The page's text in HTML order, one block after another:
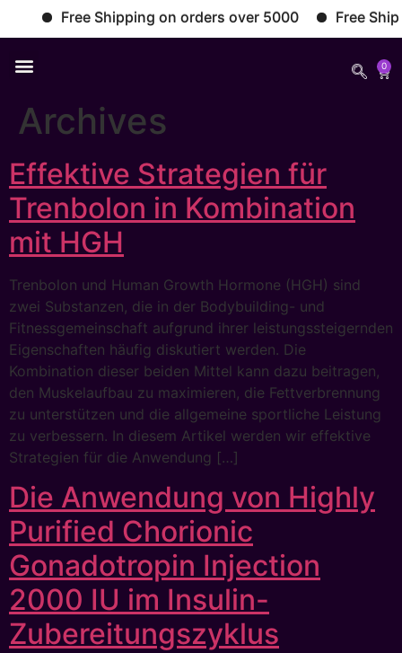
Free Shipping on orders over 5000 Free
0
Archives
Effektive Strategien für
Trenbolon in Kombination
mit HGH
Trenbolon und Human Growth Hormone (HGH) sind
zwei Substanzen, die in der Bodybuilding- und
Fitnessgemeinschaft aufgrund ihrer leistungssteigernden
Eigenschaften häufig diskutiert werden. Die
Kombination dieser beiden Mittel kann dazu beitragen,
den Muskelaufbau zu maximieren, die Fettverbrennung
zu unterstützen und die allgemeine sportliche Leistung
zu verbessern. In diesem Artikel werden wir effektive
Strategien für die Anwendung […]
Die Anwendung von Highly
Purified Chorionic
Gonadotropin Injection
2000 IU im Insulin-
Zubereitungszyklus